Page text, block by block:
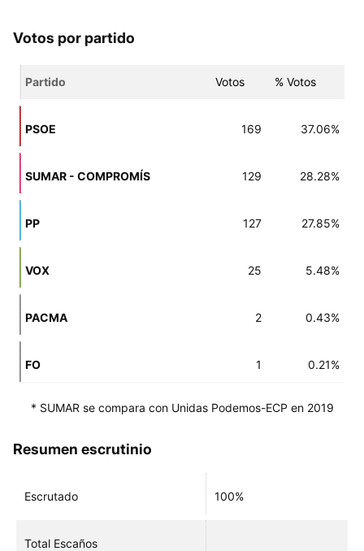
Votos por partido
Partido Votos % Votos
PSOE 169 37.06%
SUMAR - COMPROMÍS 129 28.28%
PP 127 27.85%
VOX 25 5.48%
PACMA 2 0.43%
FO 1 0.21%
* SUMAR se compara con Unidas Podemos-ECP en 2019
Resumen escrutinio
Escrutado 100%
Total Escaños